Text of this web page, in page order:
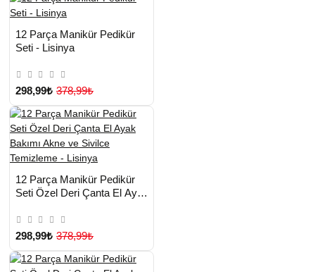
TESLİMAT
12 Parça Manikür Pedikür
Seti - Lisinya
298,99₺ 378,99₺
TESLİMAT
12 Parça Manikür Pedikür
Seti Özel Deri Çanta El Ayak
Temizleme - Lisinya
298,99₺ 378,99₺